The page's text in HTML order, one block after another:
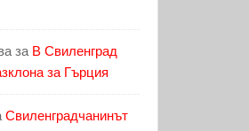
за В Свиленград
за Гърция
Свиленградчанинът